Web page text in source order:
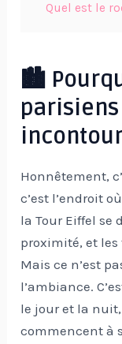
Quel est le
🏙️
Honnêtement,
c’est l’endroit
la Tour Eiffel se
proximité, et les
Mais ce n’est
l’ambiance.
le jour et la
commencent à